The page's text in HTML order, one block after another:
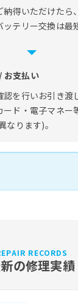
納得いただけたら
テリー交換は最
お支払い
を行いお引き渡
ド・電子マネー
なります)。
RECORDS
の修理実績